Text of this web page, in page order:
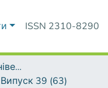
ISSN 2310-8290
Наукові часописи Університету
Випуск 39 (63)